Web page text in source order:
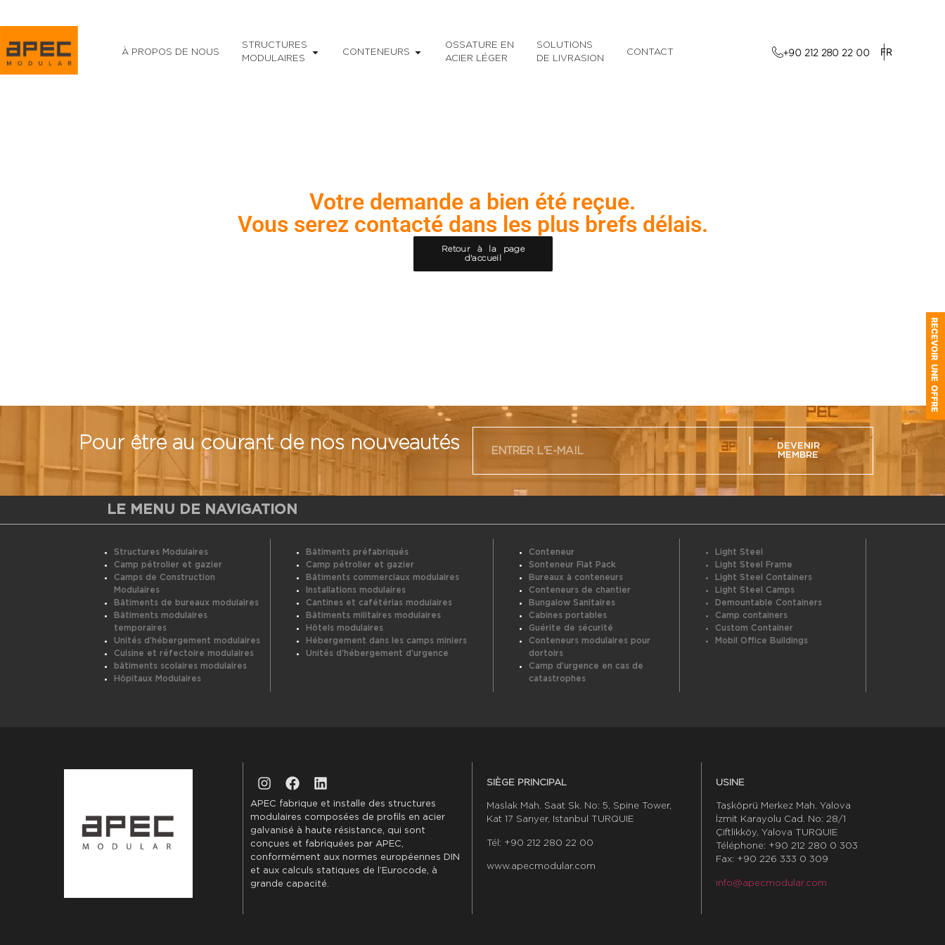
+90 212 280 22 00 FR
À PROPOS DE NOUS
STRUCTURES
MODULAIRES
CONTENEURS
OSSATURE EN
ACIER LÉGER
SOLUTIONS
DE LIVRASION
CONTACT
Votre demande a bien été reçue.
Vous serez contacté dans les plus brefs délais.
Retour à la page
d'accueil
Pour être au courant de nos nouveautés
DEVENIR
MEMBRE
LE MENU DE NAVIGATION
Structures Modulaires
Camp pétrolier et gazier
Camps de Construction
Modulaires
Bâtiments de bureaux modulaires
Bâtiments modulaires
temporaires
Unités d’hébergement modulaires
Cuisine et réfectoire modulaires
bâtiments scolaires modulaires
Hôpitaux Modulaires
Bâtiments préfabriqués
Camp pétrolier et gazier
Bâtiments commerciaux modulaires
Installations modulaires
Cantines et cafétérias modulaires
Bâtiments militaires modulaires
Hôtels modulaires
Hébergement dans les camps miniers
Unités d’hébergement d’urgence
Conteneur
Sonteneur Flat Pack
Bureaux à conteneurs
Conteneurs de chantier
Bungalow Sanitaires
Cabines portables
Guérite de sécurité
Conteneurs modulaires pour
dortoirs
Camp d’urgence en cas de
catastrophes
Light Steel
Light Steel Frame
Light Steel Containers
Light Steel Camps
Demountable Containers
Camp containers
Custom Container
Mobil Office Buildings
APEC fabrique et installe des structures
modulaires composées de profils en acier
galvanisé à haute résistance, qui sont
conçues et fabriquées par APEC,
conformément aux normes européennes DIN
et aux calculs statiques de l’Eurocode, à
grande capacité.
SIÈGE PRINCIPAL
Maslak Mah. Saat Sk. No: 5, Spine Tower,
Kat 17 Sarıyer, Istanbul TURQUIE
Tél: +90 212 280 22 00
www.apecmodular.com
USINE
Taşköprü Merkez Mah. Yalova
İzmit Karayolu Cad. No: 28/1
Çiftlikköy, Yalova TURQUIE
Téléphone: +90 212 280 0 303
Fax: +90 226 333 0 309
info@apecmodular.com